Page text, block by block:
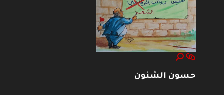
حسون الشنون